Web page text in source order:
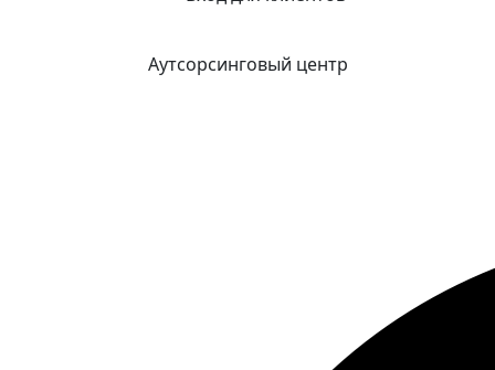
Аутсорсинговый центр